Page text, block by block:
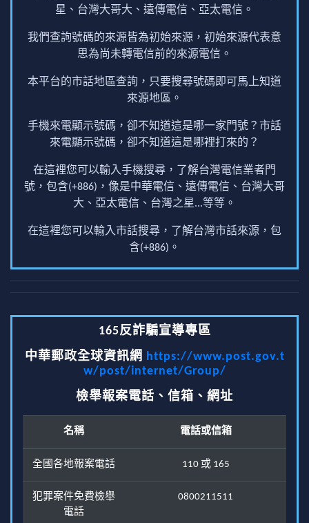
星、台灣大哥大、遠傳電信、亞太電信。
我們查詢號碼的來源皆為初始來源，初始來源代表意
思為尚未轉電信前的來源電信。
本平台的市話地區查詢，只要搜尋號碼即可馬上知道
來源地區。
手機來電顯示號碼，卻不知道這是哪一家門號？市話
來電顯示號碼，卻不知道這是哪裡打來的？
在這裡您可以輸入手機搜尋，了解台灣電信業者門
號，包含(+886)，像是中華電信、遠傳電信、台灣大哥
大、亞太電信、台灣之星...等等。
在這裡您可以輸入市話搜尋，了解台灣市話來源，包
含(+886)。
165反詐騙宣導專區
中華郵政全球資訊網 https://www.post.gov.t
w/post/internet/Group/
檢舉報案電話、信箱、網址
名稱 電話或信箱
全國各地報案電話 110 或 165
犯罪案件免費檢舉
電話
0800211511